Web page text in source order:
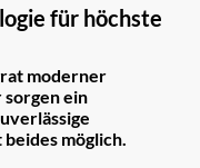
für höchste
moderner
ein
möglich.